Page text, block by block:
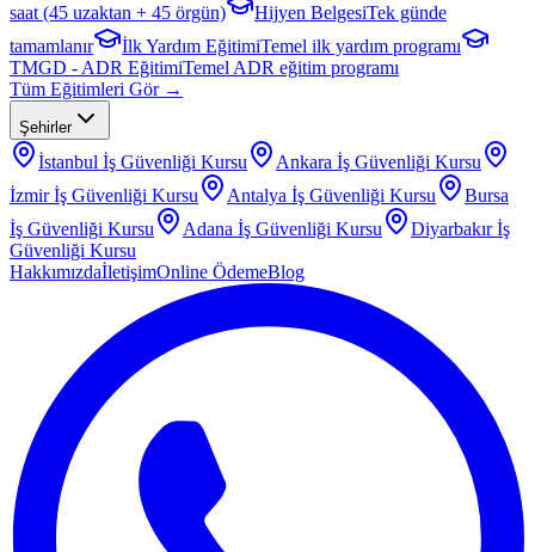
saat (45 uzaktan + 45 örgün)
Hijyen BelgesiTek günde
tamamlanır
İlk Yardım EğitimiTemel ilk yardım programı
TMGD - ADR EğitimiTemel ADR eğitim programı
Tüm Eğitimleri Gör →
Şehirler
İstanbul İş Güvenliği Kursu Ankara İş Güvenliği Kursu
İzmirİş Güvenliği Kursu Antalya İş Güvenliği Kursu
Bursa
İş Güvenliği Kursu
Adana İş Güvenliği Kursu Diyarbakırİş
Güvenliği Kursu
HakkımızdaİletişimOnline ÖdemeBlog